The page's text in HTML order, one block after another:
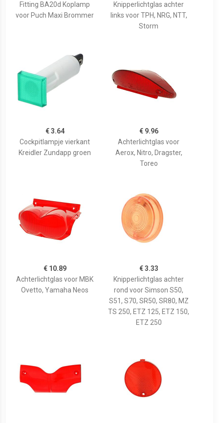
Fitting BA20d Koplamp
voor Puch Maxi Brommer
Knipperlichtglas achter
links voor TPH, NRG, NTT,
Storm
€ 3.64
Cockpitlampje vierkant
Kreidler Zundapp groen
€ 9.96
Achterlichtglas voor
Aerox, Nitro, Dragster,
Toreo
€ 10.89
Achterlichtglas voor MBK
Ovetto, Yamaha Neos
€ 3.33
Knipperlichtglas achter
rond voor Simson S50,
S51, S70, SR50, SR80, MZ
TS 250, ETZ 125, ETZ 150,
ETZ 250